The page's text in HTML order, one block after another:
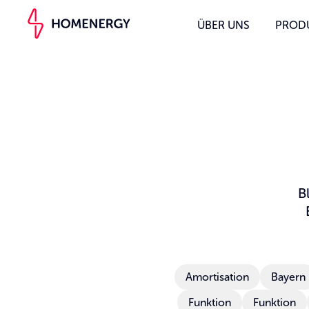
ÜBER UNS
Amortisation
Bayern
Funktion
Funktion